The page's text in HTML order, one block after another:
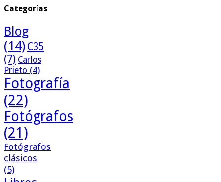
Categorías
Blog
(14) C35
(7) Carlos
Prieto (4)
Fotografía
(22)
Fotógrafos
(21)
Fotógrafos
clásicos
(5)